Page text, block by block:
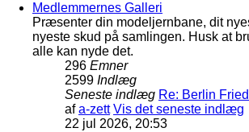
Medlemmernes Galleri
Præsenter din modeljernbane, dit
nyeste skud på samlingen. Husk at
alle kan nyde det.
296 Emner
2599 Indlæg
Seneste indlæg Re: Berlin
afa-zett Vis det seneste indlæg
22 jul 2026, 20:53